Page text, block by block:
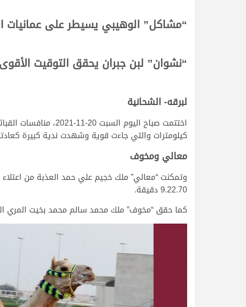
“مشاكل” الوهيبي يسيطر على عمانيات
“نشوان” لبن جبران يحقق التوقيت الأقوى
لبرقه- الشحانية
كيلومترات والتي جاءت قوية وشهدت ندية كبيرة
معالي ومخوف
وتمكنت “معالي” ملك خجيم علي حمد العذبة من
9.22.70 دقيقة.
كما حقق “مخوف” ملك محمد سالم محمد بخيت المري الفوز